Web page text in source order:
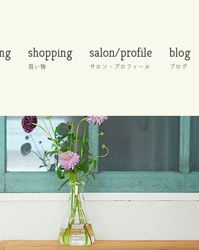
shopping
買い物
salon/profile
サロン・プロフィール
blog
ブログ